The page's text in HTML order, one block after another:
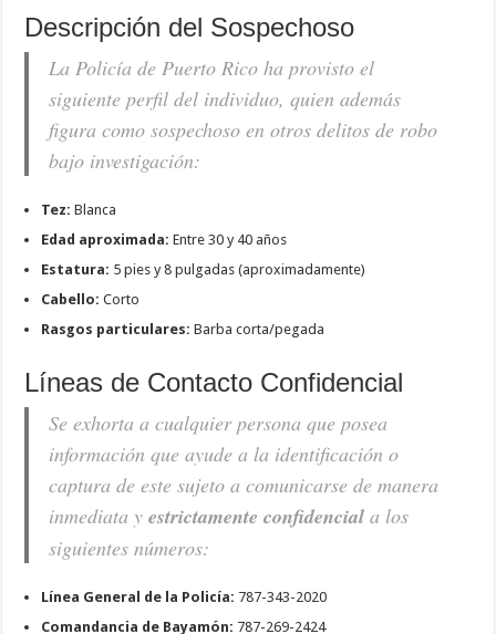
Descripción del Sospechoso
La Policía de Puerto Rico ha provisto el
siguiente perfil del individuo, quien además
figura como sospechoso en otros delitos de robo
bajo investigación:
Tez: Blanca
Edad aproximada: Entre 30 y 40 años
Estatura: 5 pies y 8 pulgadas (aproximadamente)
Cabello: Corto
Rasgos particulares: Barba corta/pegada
Líneas de Contacto Confidencial
Se exhorta a cualquier persona que posea
información que ayude a la identificación o
captura de este sujeto a comunicarse de manera
inmediata yestrictamente confidencial a los
siguientes números:
Línea General de la Policía: 787-343-2020
Comandancia de Bayamón: 787-269-2424